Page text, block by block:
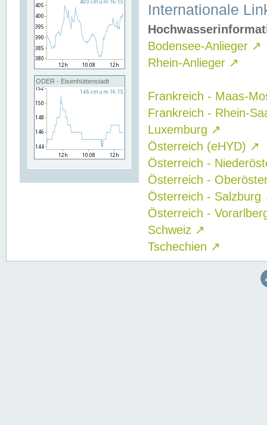
ODER - Eisenhüttenstadt
Internationale
Bodensee-Anlieger ↗
Rhein-Anlieger ↗
Frankreich - Maas-
Frankreich - Rhein-
Luxemburg ↗
Österreich (eHYD) ↗
Österreich -
Österreich -
Österreich - Salzburg
Österreich -
Schweiz ↗
Tschechien ↗